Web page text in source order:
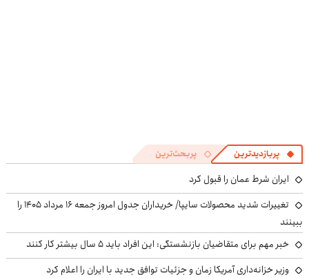
پربازدیدترین پربحث‌ترین
ایران شرط عمان را قبول کرد
تغییرات شدید محصولات سایپا/ خریداران جدول امروز جمعه ۱۶ مرداد ۱۴۰۵ را
ببینند
خبر مهم برای متقاضیان بازنشستگی: این افراد باید ۵ سال بیشتر کار کنند
وزیر خزانه‌داری آمریکا زمان و جزئیات توافق جدید با ایران را اعلام کرد